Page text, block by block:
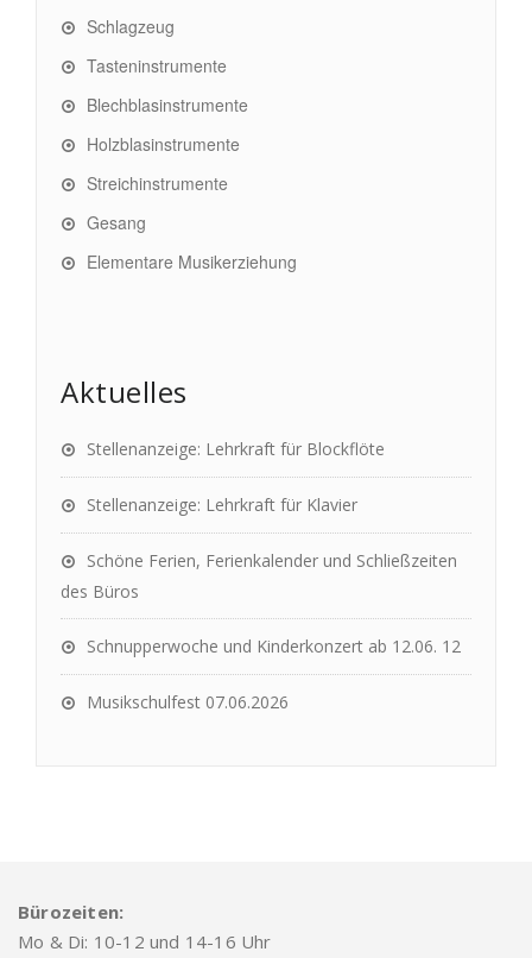
Schlagzeug
Tasteninstrumente
Blechblasinstrumente
Holzblasinstrumente
Streichinstrumente
Gesang
Elementare Musikerziehung
Aktuelles
Stellenanzeige: Lehrkraft für Blockflöte
Stellenanzeige: Lehrkraft für Klavier
Schöne Ferien, Ferienkalender und Schließzeiten
des Büros
Schnupperwoche und Kinderkonzert ab 12.06. 12
Musikschulfest 07.06.2026
Bürozeiten:
Mo & Di: 10-12 und 14-16 Uhr